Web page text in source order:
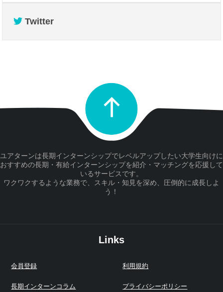
Twitter
ユアターンは長期インターンシップでレベルアップしたい大学生向けに
おすすめの長期・有給インターンシップを紹介・マッチングを応援して
いるサービスです。
ワクワクするような業務で、スキル・知見を深め、圧倒的に成長しよ
う！
Links
会員登録
長期インターンコラム
利用規約
プライバシーポリシー